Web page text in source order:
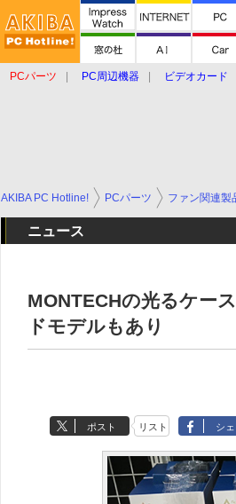
PCパーツ PC周辺機器 ビデオカード
AKIBA PC Hotline! PCパーツ ファン関連製
ニュース
MONTECHの光るケー
ドモデルもあり
ポスト リスト シ